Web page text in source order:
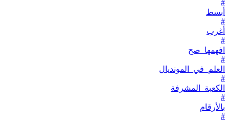
#
أبسط
#
أغرب
#
افهمها_صح
#
العلم_في_المونديال
#
الكعبة_المشرفة
#
بالأرقام
#